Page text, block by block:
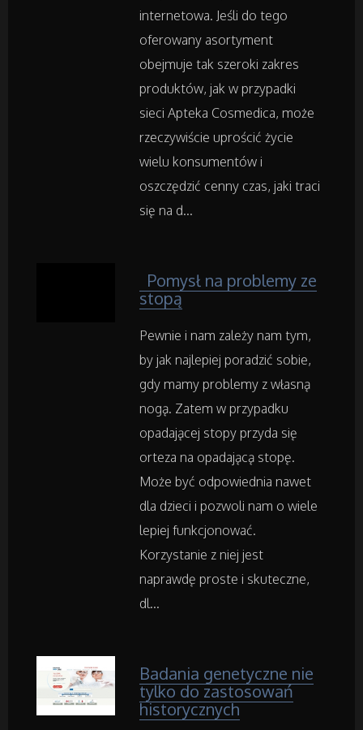
Materiały Reklamowe
Inne Agencje
Rekreacja
Imprezy Integracyjne
Hobby
Serwis
Informatyczne
Restauracje, Catering
Fotografia
Adwokaci, Porady Prawne
Weterynaryjne, Hodowla Zwierząt
Sprzątanie, Porządkowanie
Opieka
Inne Usługi
internetowa. Jeśli do tego
oferowany asortyment
obejmuje tak szeroki zakres
produktów, jak w przypadki
sieci Apteka Cosmedica, może
rzeczywiście uprościć życie
wielu konsumentów i
oszczędzić cenny czas, jaki traci
się na d...
Pomysł na problemy ze
stopą
Pewnie i nam zależy nam tym,
by jak najlepiej poradzić sobie,
gdy mamy problemy z własną
nogą. Zatem w przypadku
opadającej stopy przyda się
orteza na opadającą stopę.
Może być odpowiednia nawet
dla dzieci i pozwoli nam o wiele
lepiej funkcjonować.
Korzystanie z niej jest
naprawdę proste i skuteczne,
dl...
Badania genetyczne nie
tylko do zastosowań
historycznych